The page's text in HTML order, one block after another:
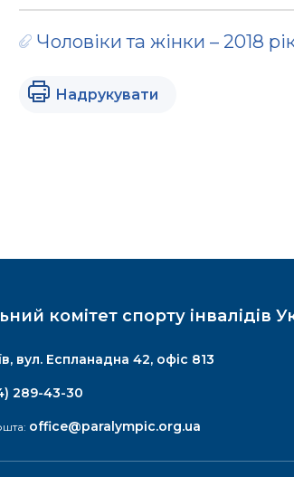
Чоловіки та жінки – 2018
Надрукувати
комітет спорту інвалідів
вул. Еспланадна 42, офіс 813
289-43-30
office@paralympic.org.ua